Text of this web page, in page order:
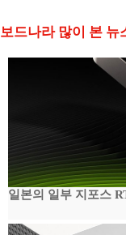
보드나라 많이 본 뉴
일본의 일부 지포스